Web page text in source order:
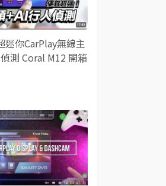
迷你CarPlay無線主
測 Coral M12 開箱